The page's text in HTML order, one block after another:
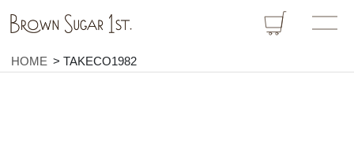
HOME TAKECO1982